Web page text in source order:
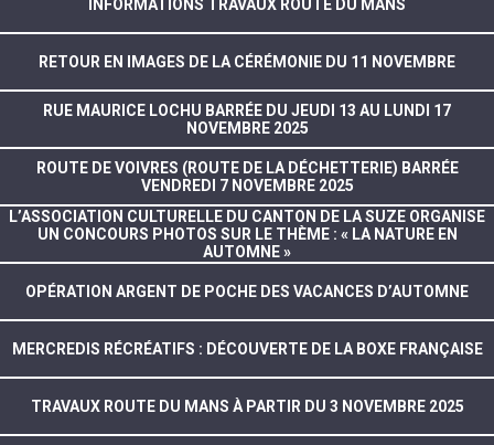
INFORMATIONS TRAVAUX ROUTE DU MANS
RETOUR EN IMAGES DE LA CÉRÉMONIE DU 11 NOVEMBRE
RUE MAURICE LOCHU BARRÉE DU JEUDI 13 AU LUNDI 17
NOVEMBRE 2025
ROUTE DE VOIVRES (ROUTE DE LA DÉCHETTERIE) BARRÉE
VENDREDI 7 NOVEMBRE 2025
L’ASSOCIATION CULTURELLE DU CANTON DE LA SUZE ORGANISE
UN CONCOURS PHOTOS SUR LE THÈME : « LA NATURE EN
AUTOMNE »
OPÉRATION ARGENT DE POCHE DES VACANCES D’AUTOMNE
MERCREDIS RÉCRÉATIFS : DÉCOUVERTE DE LA BOXE FRANÇAISE
TRAVAUX ROUTE DU MANS À PARTIR DU 3 NOVEMBRE 2025